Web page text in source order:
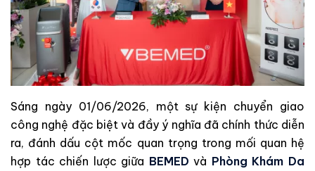
Sáng ngày 01/06/2026, một sự kiện chuyển giao
công nghệ đặc biệt và đầy ý nghĩa đã chính thức diễn
ra, đánh dấu cột mốc quan trọng trong mối quan hệ
hợp tác chiến lược giữa BEMED và Phòng Khám Da